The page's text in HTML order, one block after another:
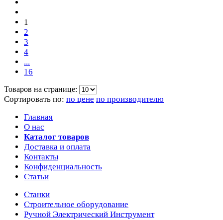
1
2
3
4
...
16
Товаров на странице:
Сортировать по: по цене по производителю
Главная
О нас
Каталог товаров
Доставка и оплата
Контакты
Конфиденциальность
Статьи
Станки
Строительное оборудование
Ручной Электрический Инструмент